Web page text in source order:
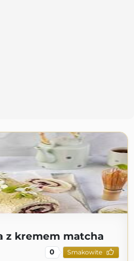
z kremem matcha
0 Smakowite